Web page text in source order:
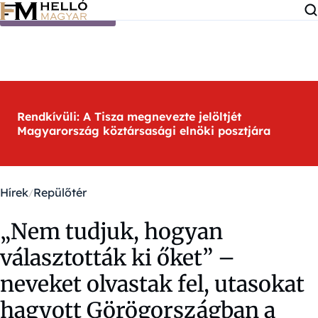
Ugrás a tartalomra
Rendkívüli: A Tisza megnevezte jelöltjét
Magyarország köztársasági elnöki posztjára
Hírek Repülőtér
„Nem tudjuk, hogyan
választották ki őket” –
neveket olvastak fel, utasokat
hagyott Görögországban a